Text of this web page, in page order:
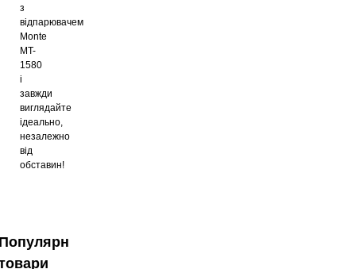
з
відпарювачем
Monte
MT-
1580
і
завжди
виглядайте
ідеально,
незалежно
від
обставин!